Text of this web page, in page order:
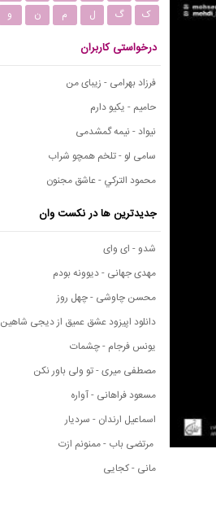
ک
گ ل م ن و
درخواستی کاربران
فرزاد بهرامی - زیبای من
حامیم - یکیو دارم
نیواد - نیمه گمشدمی
سامی لو - تلخم همچو شراب
محمود التركي - عاشق مجنون
جدیدترین ها در نکست وان
شدو - ای وای
مهدی جهانی - دیوونه بودم
محسن چاوشی - چهل روز
دانلود اپیزود عشق عمیق از دیجی شاهین
یونس فرجام - چشمات
مصطفی میری - تو ولی باور نکن
مسعود فراهانی - آواره
اسماعیل ارندان - سردیار
مرتضی باب - ممنونم ازت
مانی - کجایی